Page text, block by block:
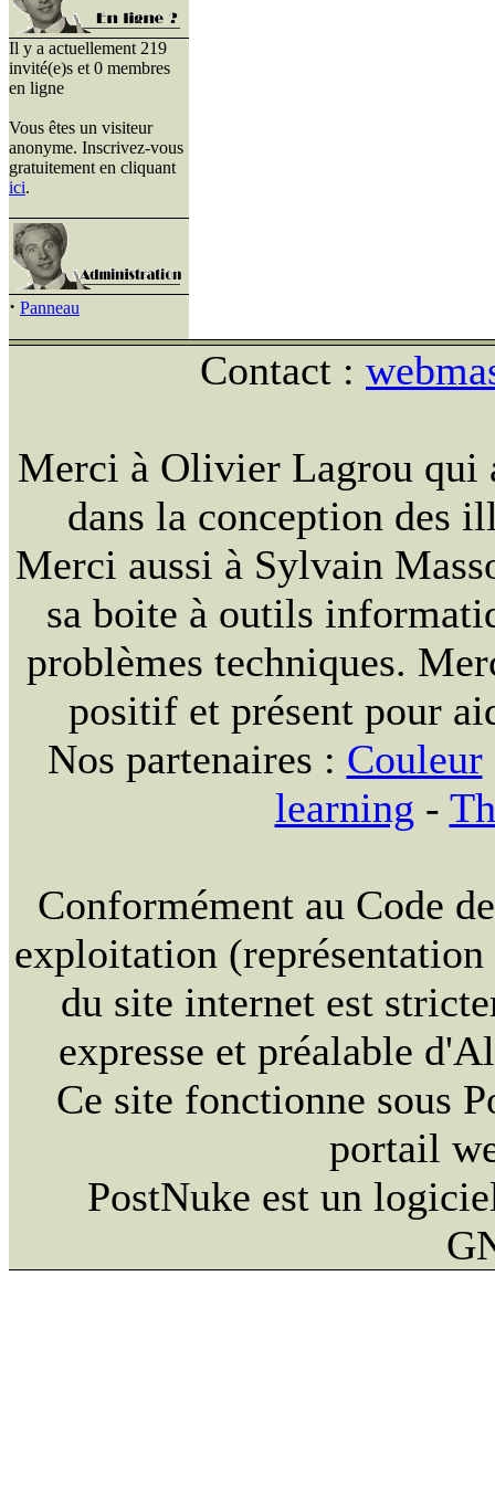
Il y a actuellement 219
invité(e)s et 0 membres
en ligne
Vous êtes un visiteur
anonyme. Inscrivez-vous
gratuitement en cliquant
ici.
· Panneau
Contact :
Merci à Olivier Lagrou qui
dans la conception des
Merci aussi à Sylvain
sa boite à outils
problèmes techniques.
positif et présent pour
Nos partenaires : Couleur
learning -
Conformément au Code
exploitation
du site internet est
expresse et préalable
Ce site fonctionne sous
portail
PostNuke est un